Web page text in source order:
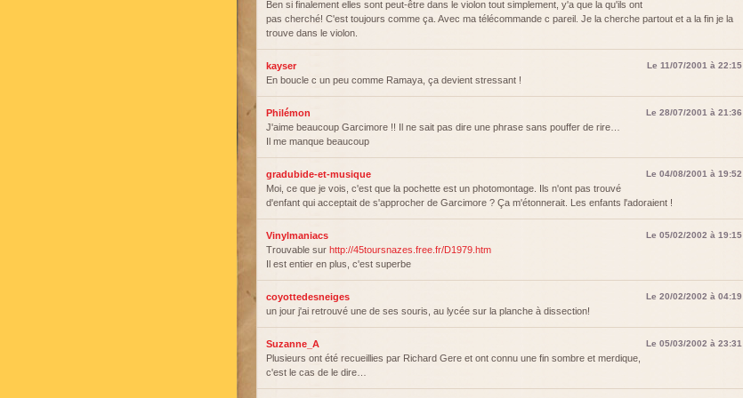
Ben si finalement elles sont peut-être dans le violon tout simplement, y'a que la qu'ils ont
pas cherché! C'est toujours comme ça. Avec ma télécommande c pareil. Je la cherche partout et a la fin je la
trouve dans le violon.
kayser Le 11/07/2001 à 22:15
En boucle c un peu comme Ramaya, ça devient stressant !
Philémon Le 28/07/2001 à 21:36
J'aime beaucoup Garcimore !! Il ne sait pas dire une phrase sans pouffer de rire…
Il me manque beaucoup
gradubide-et-musique Le 04/08/2001 à 19:52
Moi, ce que je vois, c'est que la pochette est un photomontage. Ils n'ont pas trouvé
d'enfant qui acceptait de s'approcher de Garcimore ? Ça m'étonnerait. Les enfants l'adoraient !
Vinylmaniacs Le 05/02/2002 à 19:15
Trouvable sur http://45toursnazes.free.fr/D1979.htm
Il est entier en plus, c'est superbe
coyottedesneiges Le 20/02/2002 à 04:19
un jour j'ai retrouvé une de ses souris, au lycée sur la planche à dissection!
Suzanne_A Le 05/03/2002 à 23:31
Plusieurs ont été recueillies par Richard Gere et ont connu une fin sombre et merdique,
c'est le cas de le dire…